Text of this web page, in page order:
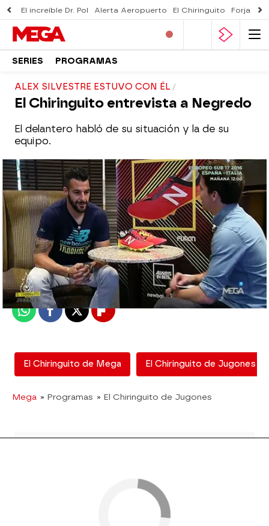
El increíble Dr. Pol Alerta Aeropuerto El Chiringuito Forjado
SERIES PROGRAMAS
ALEX SILVESTRE ESTUVO CON ÉL
El Chiringuito entrevista a Negredo
El delantero habló de su situación y la de su
equipo.
mega
Madrid
Publicado:08 de junio de 2018, 18:37
WhatsappFacebook
X Flipboard
El Chiringuito de Mega El Chiringuito de Jugones
Mega » Programas » El Chiringuito de Jugones